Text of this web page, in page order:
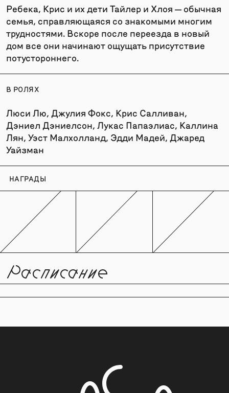
Ребека, Крис и их дети Тайлер и Хлоя — обычная
семья, справляющаяся со знакомыми многим
трудностями. Вскоре после переезда в новый
дом все они начинают ощущать присутствие
потустороннего.
В РОЛЯХ
Люси Лю, Джулия Фокс, Крис Салливан,
Дэниел Дэниелсон, Лукас Папаэлиас, Каллина
Лян, Уэст Малхолланд, Эдди Мадей, Джаред
Уайзман
НАГРАДЫ
Расписание